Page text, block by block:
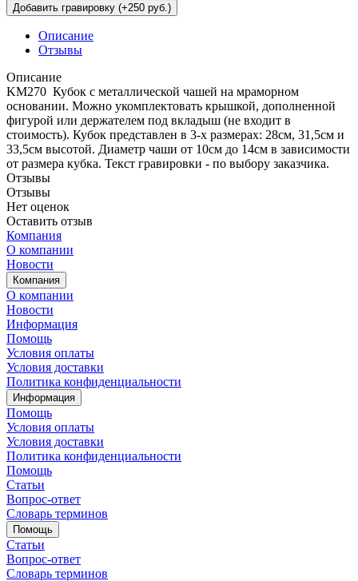
Добавить гравировку (+250 руб.)
Описание
Отзывы
Описание
KM270 Кубок с металлической чашей на мраморном
основании. Можно укомплектовать крышкой, дополненной
фигурой или держателем под вкладыш (не входит в
стоимость). Кубок представлен в 3-х размерах: 28см, 31,5см и
33,5см высотой. Диаметр чаши от 10см до 14см в зависимости
от размера кубка. Текст гравировки - по выбору заказчика.
Отзывы
Отзывы
Нет оценок
Оставить отзыв
Компания
О компании
Новости
Компания
О компании
Новости
Информация
Помощь
Условия оплаты
Условия доставки
Политика конфиденциальности
Информация
Помощь
Условия оплаты
Условия доставки
Политика конфиденциальности
Помощь
Статьи
Вопрос-ответ
Словарь терминов
Помощь
Статьи
Вопрос-ответ
Словарь терминов